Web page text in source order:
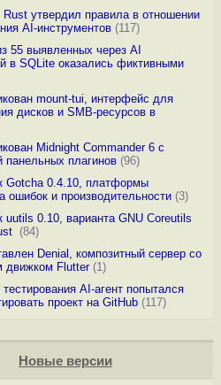
Rust утвердил правила в отношении
AI-инструментов(117)
55 выявленных через AI
в SQLite оказались фиктивными
mount-tui, интерфейс для
дисков и SMB-ресурсов в
Midnight Commander 6 c
панельных плагинов(96)
Gotcha 0.4.10, платформы
ошибок и производительности(3)
uutils 0.10, варианта GNU Coreutils
(84)
Denial, композитный сервер со
движком Flutter(1)
AI-агент попытался
проект на GitHub(117)
Новые версии